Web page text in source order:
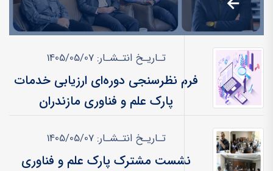
تـاریـخ انتـشـار: 1405/05/07
فرم نظرسنجی دوره‌ای ارزیابی خدمات
پارک علم و فناوری مازندران
تـاریـخ انتـشـار: 1405/05/07
نشست مشترک پارک علم و فناوری